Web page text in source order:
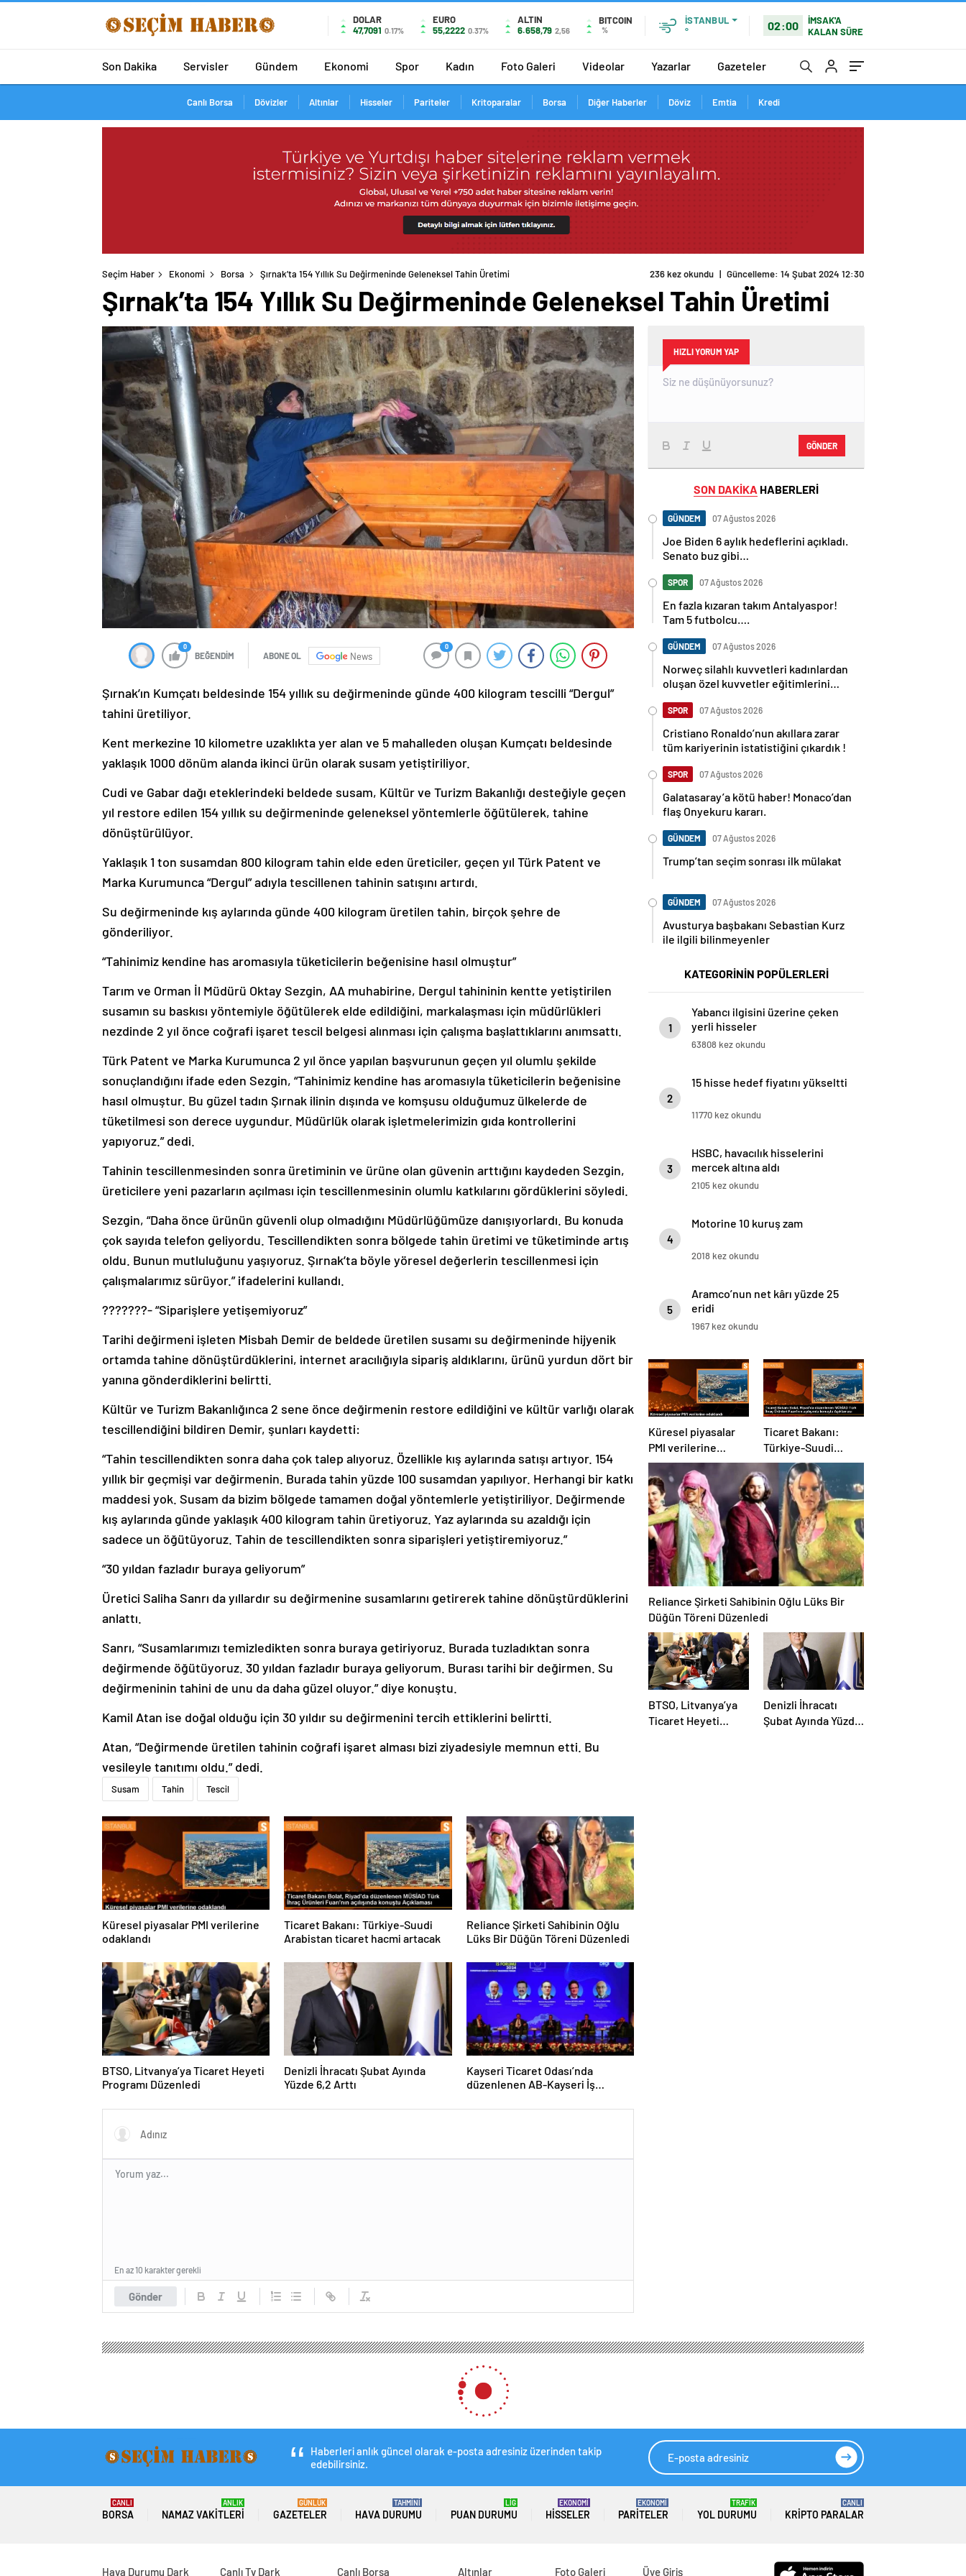
DOLAR
47,7091 0.17%
EURO
55,2222 0.37%
ALTIN
6.658,79 2,56
BITCOIN
%
İSTANBUL
°
02:00
İMSAK'A
KALAN SÜRE
Son Dakika Servisler Gündem Ekonomi Spor Kadın Foto Galeri Videolar Yazarlar Gazeteler
Canlı Borsa Dövizler Altınlar Hisseler Pariteler Kritoparalar Borsa Diğer Haberler Döviz Emtia Kredi
Seçim Haber Ekonomi Borsa Şırnak’ta 154 Yıllık Su Değirmeninde Geleneksel Tahin Üretimi
Şırnak’ta 154 Yıllık Su Değirmeninde Geleneksel Tahin Üretimi
0
BEĞENDİM ABONE OL News
0
Şırnak’ın Kumçatı beldesinde 154 yıllık su değirmeninde günde 400 kilogram tescilli “Dergul”
tahini üretiliyor.
Kent merkezine 10 kilometre uzaklıkta yer alan ve 5 mahalleden oluşan Kumçatı beldesinde
yaklaşık 1000 dönüm alanda ikinci ürün olarak susam yetiştiriliyor.
Cudi ve Gabar dağı eteklerindeki beldede susam, Kültür ve Turizm Bakanlığı desteğiyle geçen
yıl restore edilen 154 yıllık su değirmeninde geleneksel yöntemlerle öğütülerek, tahine
dönüştürülüyor.
Yaklaşık 1 ton susamdan 800 kilogram tahin elde eden üreticiler, geçen yıl Türk Patent ve
Marka Kurumunca “Dergul” adıyla tescillenen tahinin satışını artırdı.
Su değirmeninde kış aylarında günde 400 kilogram üretilen tahin, birçok şehre de
gönderiliyor.
“Tahinimiz kendine has aromasıyla tüketicilerin beğenisine hasıl olmuştur”
Tarım ve Orman İl Müdürü Oktay Sezgin, AA muhabirine, Dergul tahininin kentte yetiştirilen
susamın su baskısı yöntemiyle öğütülerek elde edildiğini, markalaşması için müdürlükleri
nezdinde 2 yıl önce coğrafi işaret tescil belgesi alınması için çalışma başlattıklarını anımsattı.
Türk Patent ve Marka Kurumunca 2 yıl önce yapılan başvurunun geçen yıl olumlu şekilde
sonuçlandığını ifade eden Sezgin, “Tahinimiz kendine has aromasıyla tüketicilerin beğenisine
hasıl olmuştur. Bu güzel tadın Şırnak ilinin dışında ve komşusu olduğumuz ülkelerde de
tüketilmesi son derece uygundur. Müdürlük olarak işletmelerimizin gıda kontrollerini
yapıyoruz.” dedi.
Tahinin tescillenmesinden sonra üretiminin ve ürüne olan güvenin arttığını kaydeden Sezgin,
üreticilere yeni pazarların açılması için tescillenmesinin olumlu katkılarını gördüklerini söyledi.
Sezgin, “Daha önce ürünün güvenli olup olmadığını Müdürlüğümüze danışıyorlardı. Bu konuda
çok sayıda telefon geliyordu. Tescillendikten sonra bölgede tahin üretimi ve tüketiminde artış
oldu. Bunun mutluluğunu yaşıyoruz. Şırnak’ta böyle yöresel değerlerin tescillenmesi için
çalışmalarımız sürüyor.” ifadelerini kullandı.
???????- “Siparişlere yetişemiyoruz”
Tarihi değirmeni işleten Misbah Demir de beldede üretilen susamı su değirmeninde hijyenik
ortamda tahine dönüştürdüklerini, internet aracılığıyla sipariş aldıklarını, ürünü yurdun dört bir
yanına gönderdiklerini belirtti.
Kültür ve Turizm Bakanlığınca 2 sene önce değirmenin restore edildiğini ve kültür varlığı olarak
tescillendiğini bildiren Demir, şunları kaydetti:
“Tahin tescillendikten sonra daha çok talep alıyoruz. Özellikle kış aylarında satışı artıyor. 154
yıllık bir geçmişi var değirmenin. Burada tahin yüzde 100 susamdan yapılıyor. Herhangi bir katkı
maddesi yok. Susam da bizim bölgede tamamen doğal yöntemlerle yetiştiriliyor. Değirmende
kış aylarında günde yaklaşık 400 kilogram tahin üretiyoruz. Yaz aylarında su azaldığı için
sadece un öğütüyoruz. Tahin de tescillendikten sonra siparişleri yetiştiremiyoruz.”
“30 yıldan fazladır buraya geliyorum”
Üretici Saliha Sanrı da yıllardır su değirmenine susamlarını getirerek tahine dönüştürdüklerini
anlattı.
Sanrı, “Susamlarımızı temizledikten sonra buraya getiriyoruz. Burada tuzladıktan sonra
değirmende öğütüyoruz. 30 yıldan fazladır buraya geliyorum. Burası tarihi bir değirmen. Su
değirmeninin tahini de unu da daha güzel oluyor.” diye konuştu.
Kamil Atan ise doğal olduğu için 30 yıldır su değirmenini tercih ettiklerini belirtti.
Atan, “Değirmende üretilen tahinin coğrafi işaret alması bizi ziyadesiyle memnun etti. Bu
vesileyle tanıtımı oldu.” dedi.
Susam Tahin Tescil
Küresel piyasalar PMI verilerine
odaklandı
Ticaret Bakanı: Türkiye-Suudi
Arabistan ticaret hacmi artacak
Reliance Şirketi Sahibinin Oğlu
Lüks Bir Düğün Töreni Düzenledi
BTSO, Litvanya’ya Ticaret Heyeti
Programı Düzenledi
Denizli İhracatı Şubat Ayında
Yüzde 6,2 Arttı
Kayseri Ticaret Odası’nda
düzenlenen AB-Kayseri İş
dijitalleşme vurgusu yapıldı
Gönder
En az 10 karakter gerekli
HIZLI YORUM YAP
GÖNDER
SON DAKİKA HABERLERİ
GÜNDEM 07 Ağustos 2026
Joe Biden 6 aylık hedeflerini açıkladı.
Senato buz gibi…
SPOR 07 Ağustos 2026
En fazla kızaran takım Antalyaspor!
Tam 5 futbolcu….
GÜNDEM 07 Ağustos 2026
Norweç silahlı kuvvetleri kadınlardan
oluşan özel kuvvetler eğitimlerini
SPOR 07 Ağustos 2026
Cristiano Ronaldo’nun akıllara zarar
tüm kariyerinin istatistiğini çıkardık !
SPOR 07 Ağustos 2026
Galatasaray’a kötü haber! Monaco’dan
flaş Onyekuru kararı.
GÜNDEM 07 Ağustos 2026
Trump’tan seçim sonrası ilk mülakat
GÜNDEM 07 Ağustos 2026
Avusturya başbakanı Sebastian Kurz
ile ilgili bilinmeyenler
KATEGORİNİN POPÜLERLERİ
1
Yabancı ilgisini üzerine çeken
yerli hisseler
63808 kez okundu
2
15 hisse hedef fiyatını yükseltti
11770 kez okundu
3
HSBC, havacılık hisselerini
mercek altına aldı
2105 kez okundu
4
Motorine 10 kuruş zam
2018 kez okundu
5
Aramco’nun net kârı yüzde 25
eridi
1967 kez okundu
Küresel piyasalar
PMI verilerine
odaklandı
Ticaret Bakanı:
Türkiye-Suudi
Arabistan ticaret
hacmi artacak
Reliance Şirketi Sahibinin Oğlu Lüks Bir
Düğün Töreni Düzenledi
BTSO, Litvanya’ya
Ticaret Heyeti
Denizli İhracatı
Şubat Ayında Yüzde
EGİAD ve ESİAD iş birliğinde düzenlenen Dijital Dönüşüm Zirvesi’nde dijital dönüşümün önemi ve yapay zeka ele alındı
EGİAD ve ESİAD iş birliğinde düzenlenen Dijital Dönüşüm
Zirvesi’nde dijital dönüşümün önemi ve yapay zeka ele alındı